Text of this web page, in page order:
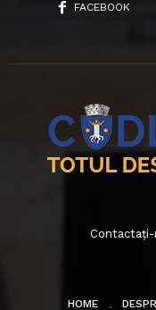
FACEBOOK
Contactați-
HOME